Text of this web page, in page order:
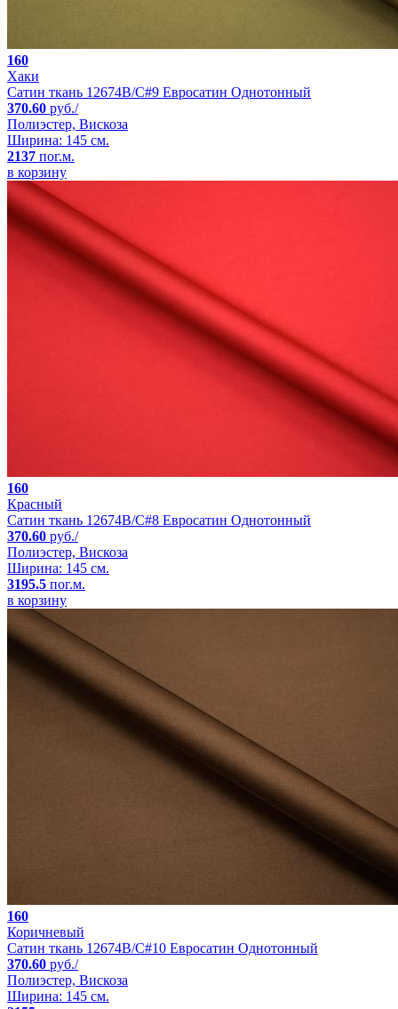
160
Хаки
Сатин ткань 12674B/C#9 Евросатин Однотонный
370.60 руб./
Полиэстер, Вискоза
Ширина: 145 см.
2137 пог.м.
в корзину
160
Красный
Сатин ткань 12674B/C#8 Евросатин Однотонный
370.60 руб./
Полиэстер, Вискоза
Ширина: 145 см.
3195.5 пог.м.
в корзину
160
Коричневый
Сатин ткань 12674B/C#10 Евросатин Однотонный
370.60 руб./
Полиэстер, Вискоза
Ширина: 145 см.